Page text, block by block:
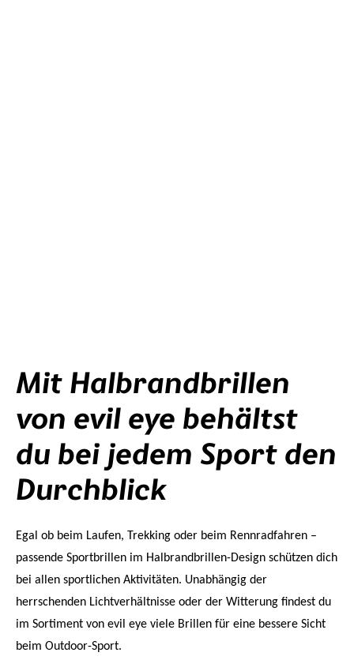
Mit Halbrandbrillen
von evil eye behältst
du bei jedem Sport den
Durchblick
Egal ob beim Laufen, Trekking oder beim Rennradfahren –
passende Sportbrillen im Halbrandbrillen-Design schützen dich
bei allen sportlichen Aktivitäten. Unabhängig der
herrschenden Lichtverhältnisse oder der Witterung findest du
im Sortiment von evil eye viele Brillen für eine bessere Sicht
beim Outdoor-Sport.